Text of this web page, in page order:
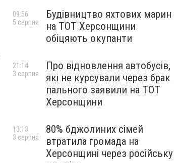
Будівництво яхтових марин
на ТОТ Херсонщини
обіцяють окупанти
09:56
5 серпня
Про відновлення автобусів,
які не курсували через брак
пального заявили на ТОТ
Херсонщини
21:14
3 серпня
80% бджолиних сімей
втратила громада на
Херсонщині через російську
13:13
3 серпня